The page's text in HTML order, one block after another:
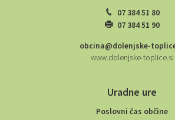
07 384 51 80
07 384 51 90
obcina@dolenjske-
www.dolenjske-toplice.si
Uradne ure
Poslovni čas občine